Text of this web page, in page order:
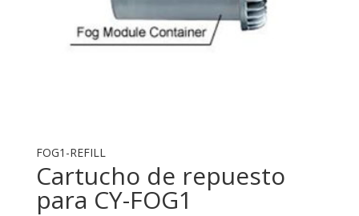
FOG1-REFILL
Cartucho de repuesto
para CY-FOG1